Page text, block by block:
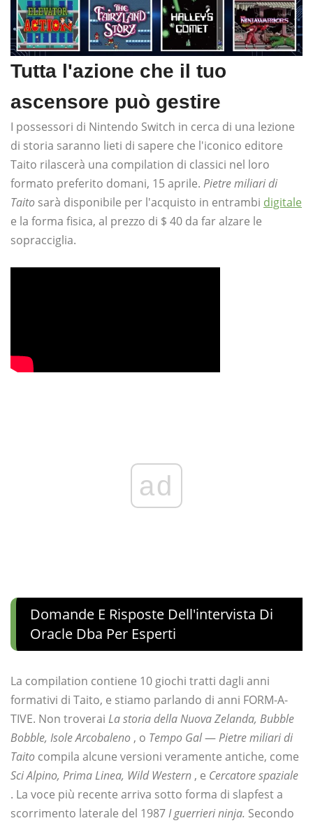
Tutta l'azione che il tuo
ascensore può gestire
I possessori di Nintendo Switch in cerca di una lezione
di storia saranno lieti di sapere che l'iconico editore
Taito rilascerà una compilation di classici nel loro
formato preferito domani, 15 aprile. Pietre miliari di
Taito sarà disponibile per l'acquisto in entrambi digitale
e la forma fisica, al prezzo di $ 40 da far alzare le
sopracciglia.
ad
Domande E Risposte Dell'intervista Di
Oracle Dba Per Esperti
La compilation contiene 10 giochi tratti dagli anni
formativi di Taito, e stiamo parlando di anni FORM-A-
TIVE. Non troverai La storia della Nuova Zelanda, Bubble
Bobble, Isole Arcobaleno , o Tempo Gal—Pietre miliari di
Taito compila alcune versioni veramente antiche, come
Sci Alpino, Prima Linea, Wild Western , e Cercatore spaziale
. La voce più recente arriva sotto forma di slapfest a
scorrimento laterale del 1987I guerrieri ninja. Secondo